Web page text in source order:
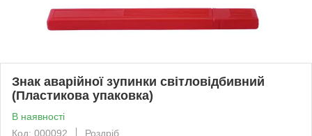
Знак аварійної зупинки світловідбивний
(Пластикова упаковка)
В наявності
Код: 000092
Роздріб